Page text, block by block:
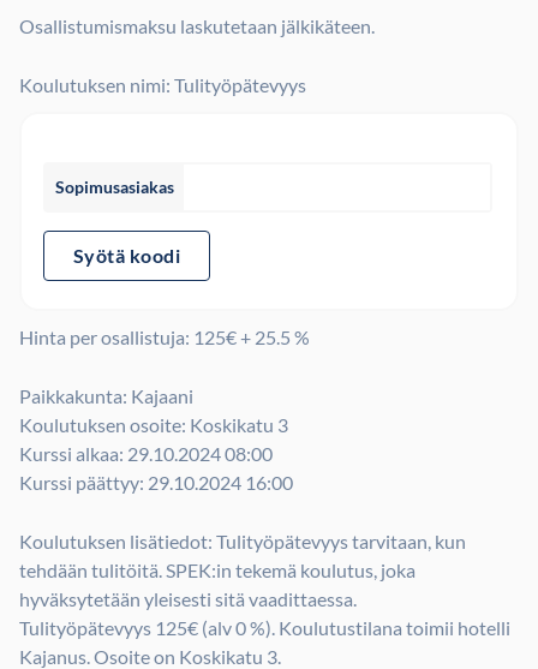
Osallistumismaksu laskutetaan jälkikäteen.
Koulutuksen nimi: Tulityöpätevyys
Sopimusasiakas
Syötä koodi
Hinta per osallistuja: 125€ + 25.5 %
Paikkakunta: Kajaani
Koulutuksen osoite: Koskikatu 3
Kurssi alkaa: 29.10.2024 08:00
Kurssi päättyy: 29.10.2024 16:00
Koulutuksen lisätiedot: Tulityöpätevyys tarvitaan, kun
tehdään tulitöitä. SPEK:in tekemä koulutus, joka
hyväksytetään yleisesti sitä vaadittaessa.
Tulityöpätevyys 125€ (alv 0 %). Koulutustilana toimii hotelli
Kajanus. Osoite on Koskikatu 3.